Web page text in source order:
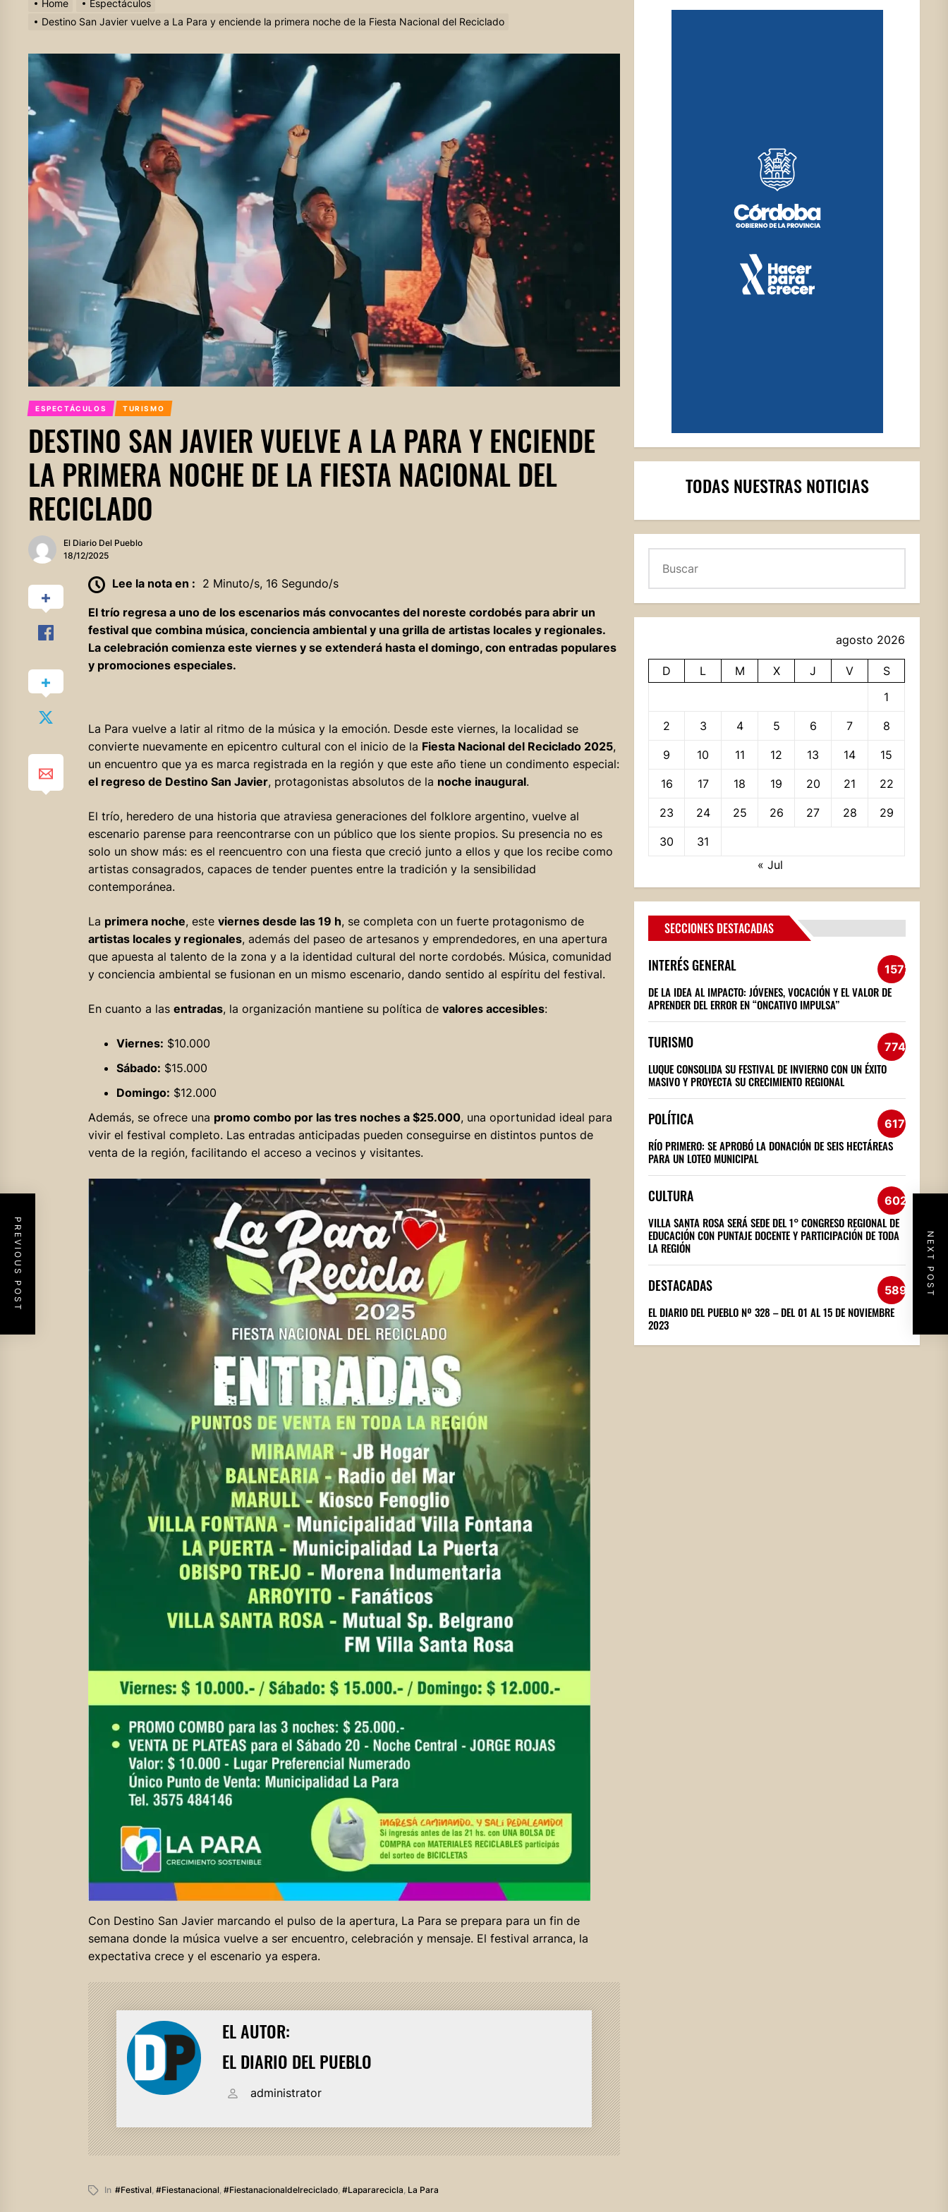
Home
Espectáculos
Destino San Javier vuelve a La Para y enciende la primera noche de la Fiesta Nacional del Reciclado
ESPECTÁCULOS TURISMO
DESTINO SAN JAVIER VUELVE A LA PARA Y ENCIENDE
LA PRIMERA NOCHE DE LA FIESTA NACIONAL DEL
RECICLADO
El Diario Del Pueblo
18/12/2025
Lee la nota en : 2 Minuto/s, 16 Segundo/s
El trío regresa a uno de los escenarios más convocantes del noreste cordobés para abrir un
festival que combina música, conciencia ambiental y una grilla de artistas locales y regionales.
La celebración comienza este viernes y se extenderá hasta el domingo, con entradas populares
y promociones especiales.
La Para vuelve a latir al ritmo de la música y la emoción. Desde este viernes, la localidad se
convierte nuevamente en epicentro cultural con el inicio de la Fiesta Nacional del Reciclado 2025,
un encuentro que ya es marca registrada en la región y que este año tiene un condimento especial:
el regreso de Destino San Javier, protagonistas absolutos de la noche inaugural.
El trío, heredero de una historia que atraviesa generaciones del folklore argentino, vuelve al
escenario parense para reencontrarse con un público que los siente propios. Su presencia no es
solo un show más: es el reencuentro con una fiesta que creció junto a ellos y que los recibe como
artistas consagrados, capaces de tender puentes entre la tradición y la sensibilidad
contemporánea.
La primera noche, este viernes desde las 19 h, se completa con un fuerte protagonismo de
artistas locales y regionales, además del paseo de artesanos y emprendedores, en una apertura
que apuesta al talento de la zona y a la identidad cultural del norte cordobés. Música, comunidad
y conciencia ambiental se fusionan en un mismo escenario, dando sentido al espíritu del festival.
En cuanto a las entradas, la organización mantiene su política de valores accesibles:
Viernes: $10.000
Sábado: $15.000
Domingo: $12.000
Además, se ofrece una promo combo por las tres noches a $25.000, una oportunidad ideal para
vivir el festival completo. Las entradas anticipadas pueden conseguirse en distintos puntos de
venta de la región, facilitando el acceso a vecinos y visitantes.
Con Destino San Javier marcando el pulso de la apertura, La Para se prepara para un fin de
semana donde la música vuelve a ser encuentro, celebración y mensaje. El festival arranca, la
expectativa crece y el escenario ya espera.
EL AUTOR:
EL DIARIO DEL PUEBLO
administrator
In #festival, #fiestanacional, #fiestanacionaldelreciclado, #lapararecicla La Para
PREVIOUS POST NEXT POST
TODAS NUESTRAS NOTICIAS
agosto 2026
D L M X J V
S
1
2 3 4 5 6 7 8
9 10 11 12 13 14 15
16 17 18 19 20 21 22
23 24 25 26 27 28 29
30
31
« Jul
SECCIONES DESTACADAS
INTERÉS GENERAL 1572
DE LA IDEA AL IMPACTO: JÓVENES, VOCACIÓN Y EL VALOR DE
APRENDER DEL ERROR EN “ONCATIVO IMPULSA”
TURISMO 774
LUQUE CONSOLIDA SU FESTIVAL DE INVIERNO CON UN ÉXITO
MASIVO Y PROYECTA SU CRECIMIENTO REGIONAL
POLÍTICA 617
RÍO PRIMERO: SE APROBÓ LA DONACIÓN DE SEIS HECTÁREAS
PARA UN LOTEO MUNICIPAL
CULTURA 602
VILLA SANTA ROSA SERÁ SEDE DEL 1° CONGRESO REGIONAL DE
EDUCACIÓN CON PUNTAJE DOCENTE Y PARTICIPACIÓN DE TODA
LA REGIÓN
DESTACADAS 589
EL DIARIO DEL PUEBLO Nº 328 – DEL 01 AL 15 DE NOVIEMBRE
2023